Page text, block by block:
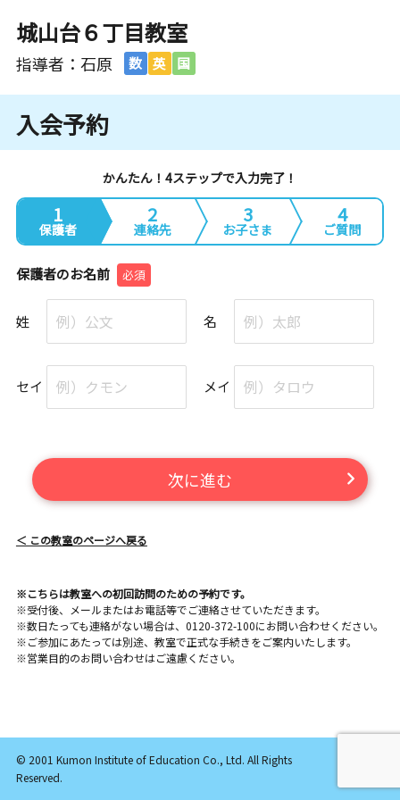
城山台６丁目教室
指導者：石原 数 英 国
入会予約
かんたん！4ステップで入力完了！
1
保護者
2
連絡先
3
お子さま
4
ご質問
保護者のお名前 必須
姓 名
セイ メイ
次に進む
＜ この教室のページへ戻る
※こちらは教室への初回訪問のための予約です。
※受付後、メールまたはお電話等でご連絡させていただきます。
※数日たっても連絡がない場合は、0120-372-100にお問い合わせください。
※ご参加にあたっては別途、教室で正式な手続きをご案内いたします。
※営業目的のお問い合わせはご遠慮ください。
© 2001 Kumon Institute of Education Co., Ltd. All Rights
Reserved.